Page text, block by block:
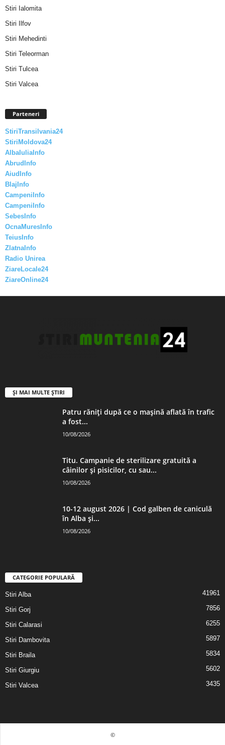
Stiri Ialomita
Stiri Ilfov
Stiri Mehedinti
Stiri Teleorman
Stiri Tulcea
Stiri Valcea
Parteneri
StiriTransilvania24
StiriMoldova24
AlbaIuliaInfo
AbrudInfo
AiudInfo
BlajInfo
CampeniInfo
CampeniInfo
SebesInfo
OcnaMuresInfo
TeiusInfo
ZlatnaInfo
Radio Unirea
ZiareLocale24
ZiareOnline24
ȘI MAI MULTE ȘTIRI
Patru răniți după ce o mașină aflată în trafic
a fost...
10/08/2026
Titu. Campanie de sterilizare gratuită a
câinilor și pisicilor, cu sau...
10/08/2026
10-12 august 2026 | Cod galben de caniculă
în Alba și...
10/08/2026
CATEGORIE POPULARĂ
Stiri Alba 41961
Stiri Gorj 7856
Stiri Calarasi 6255
Stiri Dambovita 5897
Stiri Braila 5834
Stiri Giurgiu 5602
Stiri Valcea 3435
©